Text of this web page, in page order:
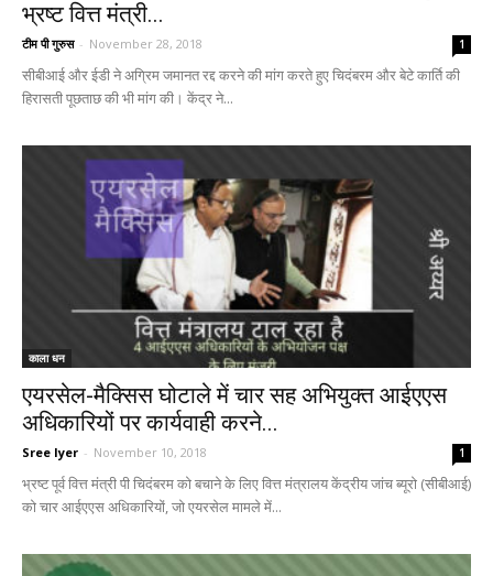
भ्रष्ट वित्त मंत्री...
टीम पी गुरुस - November 28, 2018 1
सीबीआई और ईडी ने अग्रिम जमानत रद्द करने की मांग करते हुए चिदंबरम और बेटे कार्ति की
हिरासती पूछताछ की भी मांग की। केंद्र ने...
काला धन
एयरसेल-मैक्सिस घोटाले में चार सह अभियुक्त आईएएस
अधिकारियों पर कार्यवाही करने...
Sree Iyer - November 10, 2018 1
भ्रष्ट पूर्व वित्त मंत्री पी चिदंबरम को बचाने के लिए वित्त मंत्रालय केंद्रीय जांच ब्यूरो (सीबीआई)
को चार आईएएस अधिकारियों, जो एयरसेल मामले में...